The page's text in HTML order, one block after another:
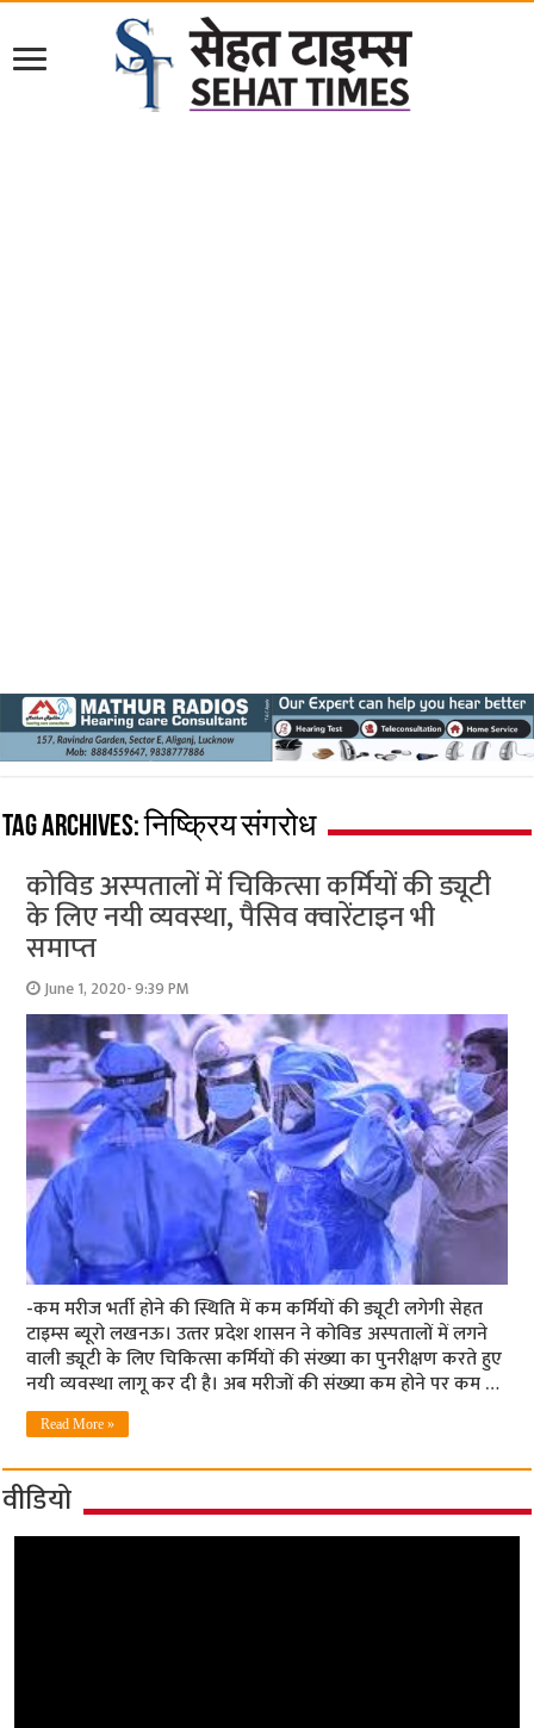
Tag Archives:निष्क्रिय संगरोध
कोविड अस्‍पतालों में चिकित्‍सा कर्मियों की ड्यूटी
के लिए नयी व्‍यवस्‍था, पैसिव क्‍वारेंटाइन भी
समाप्‍त
June 1, 2020- 9:39 PM
-कम मरीज भर्ती होने की स्थिति में कम कर्मियों की ड्यूटी लगेगी सेहत
टाइम्‍स ब्‍यूरो लखनऊ। उत्‍तर प्रदेश शासन ने कोविड अस्‍पतालों में लगने
वाली ड्यूटी के लिए चिकित्‍सा कर्मियों की संख्‍या का पुनरीक्षण करते हुए
नयी व्‍यवस्‍था लागू कर दी है। अब मरीजों की संख्‍या कम होने पर कम …
Read More »
वीडियो